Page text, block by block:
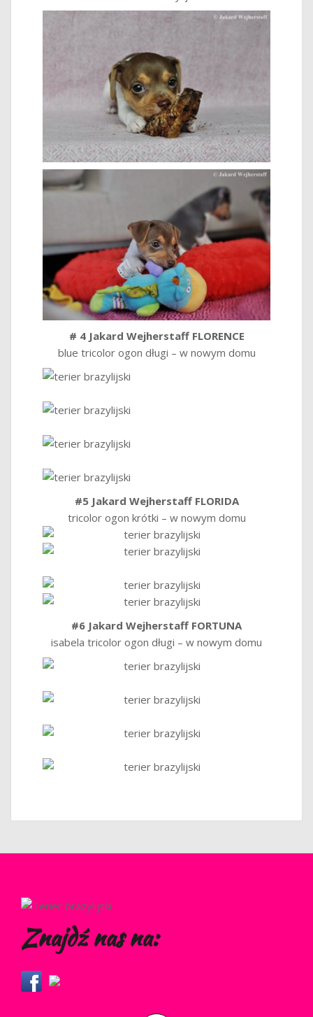
# 4 Jakard Wejherstaff FLORENCE
blue tricolor ogon długi – w nowym domu
#5 Jakard Wejherstaff FLORIDA
tricolor ogon krótki – w nowym domu
#6 Jakard Wejherstaff FORTUNA
isabela tricolor ogon długi – w nowym domu
Znajdź nas na: